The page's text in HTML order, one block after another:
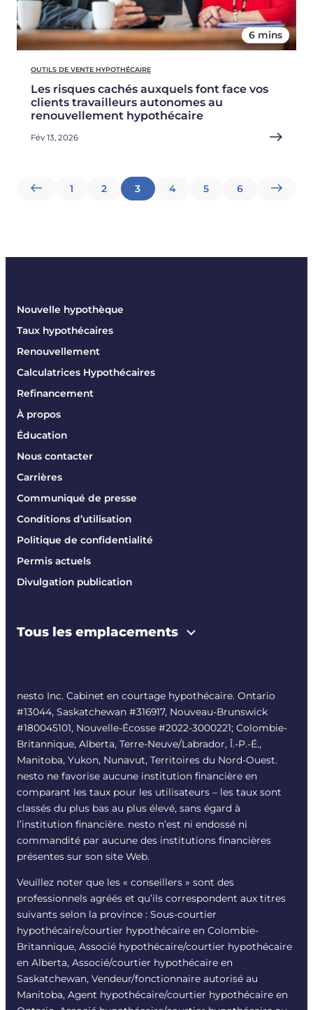
6 mins
OUTILS DE VENTE HYPOTHÉCAIRE
Les risques cachés auxquels font face vos
clients travailleurs autonomes au
renouvellement hypothécaire
Fév 13, 2026
Pagination
1 2 3 4 5 6
Nouvelle hypothèque
Taux hypothécaires
Renouvellement
Calculatrices Hypothécaires
Refinancement
À propos
Éducation
Nous contacter
Carrières
Communiqué de presse
Conditions d’utilisation
Politique de confidentialité
Permis actuels
Divulgation publication
Tous les emplacements
nesto Inc. Cabinet en courtage hypothécaire. Ontario
#13044, Saskatchewan #316917, Nouveau-Brunswick
#180045101, Nouvelle-Écosse #2022-3000221; Colombie-
Britannique, Alberta, Terre-Neuve/Labrador, Î.-P.-É.,
Manitoba, Yukon, Nunavut, Territoires du Nord-Ouest.
nesto ne favorise aucune institution financière en
comparant les taux pour les utilisateurs – les taux sont
classés du plus bas au plus élevé, sans égard à
l’institution financière. nesto n’est ni endossé ni
commandité par aucune des institutions financières
présentes sur son site Web.
Veuillez noter que les « conseillers » sont des
professionnels agréés et qu’ils correspondent aux titres
suivants selon la province : Sous-courtier
hypothécaire/courtier hypothécaire en Colombie-
Britannique, Associé hypothécaire/courtier hypothécaire
en Alberta, Associé/courtier hypothécaire en
Saskatchewan, Vendeur/fonctionnaire autorisé au
Manitoba, Agent hypothécaire/courtier hypothécaire en